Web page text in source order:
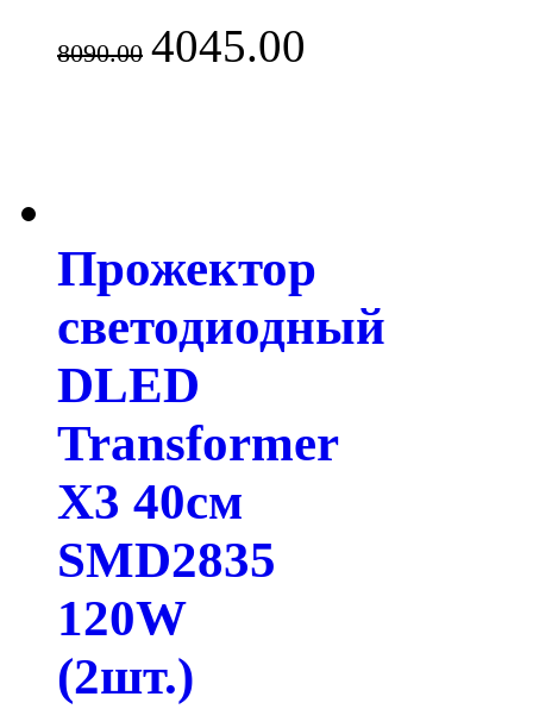
8090.00 4045.00
Прожектор
светодиодный
DLED
Transformer
X3 40см
SMD2835
120W
(2шт.)